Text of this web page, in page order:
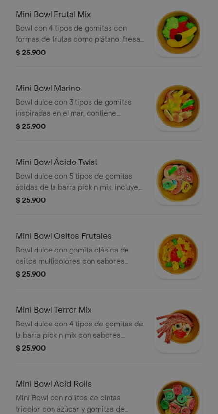
Mini Bowl Frutal Mix
Bowl con 4 tipos de gomitas con
formas de frutas como plátano, fresa,
mora y frambuesa, textura suave y
a disponibilidad)150gr.
$ 25.900
Mini Bowl Marino
Bowl dulce con 3 tipos de gomitas
inspiradas en el mar, contiene
estrellas, tiburones y figuras marinas
acuerdo a disponibilidad en
$ 25.900
Mini Bowl Ácido Twist
Bowl dulce con 5 tipos de gomitas
ácidas de la barra pick n mix, incluye
rollitos de colores, aros rellenos de
disponibilidad)150gr.
$ 25.900
Mini Bowl Ositos Frutales
Bowl dulce con gomita clásica de
ositos multicolores con sabores
frutales como piña, cereza, limón,
gustos.150gr.
$ 25.900
Mini Bowl Terror Mix
Bowl dulce con 4 tipos de gomitas de
la barra pick n mix con sabores
ácidos y temáticos, contiene cintas,
productos) 150gr.
$ 25.900
Mini Bowl Acid Rolls
Mini Bowl con rollitos de cintas
tricolor con azúcar y gomitas de